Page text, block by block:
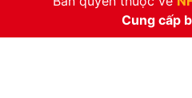
Cung cấp